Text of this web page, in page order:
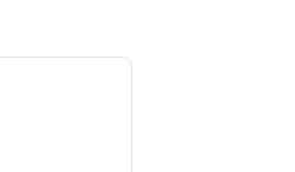
nästa bild